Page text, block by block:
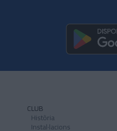
CLUB
Història
Instal·lacions